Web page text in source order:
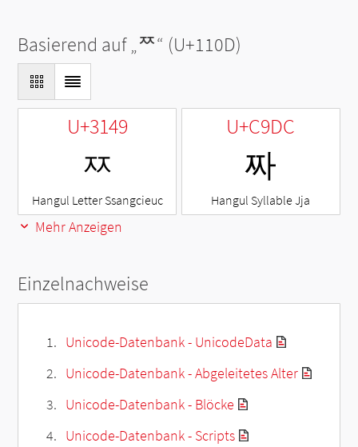
Basierend auf „ᄍ“ (U+110D)
U+3149
ㅉ
Hangul Letter Ssangcieuc
U+C9DC
짜
Hangul Syllable Jja
Mehr Anzeigen
Einzelnachweise
Unicode-Datenbank - UnicodeData
Unicode-Datenbank - Abgeleitetes Alter
Unicode-Datenbank - Blöcke
Unicode-Datenbank - Scripts